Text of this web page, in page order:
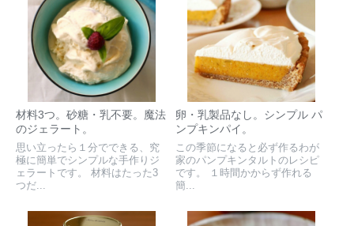
材料3つ。砂糖・乳不要。魔法
のジェラート。
思い立ったら１分でできる、究
極に簡単でシンプルな手作りジ
ェラートです。 材料はたった3
つだ...
卵・乳製品なし。シンプル パ
ンプキンパイ。
この季節になると必ず作るわが
家のパンプキンタルトのレシピ
です。 １時間かからず作れる
簡...